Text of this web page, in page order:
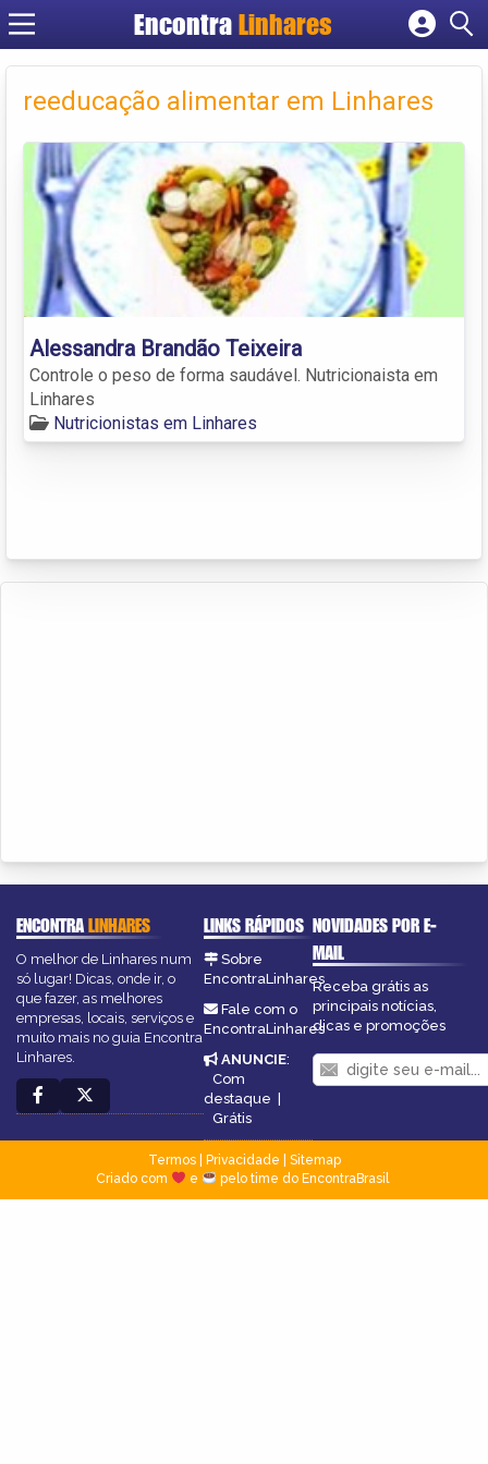
EncontraLinhares
Cadastrar empresa
Criar conta
reeducação alimentar em Linhares
Alessandra Brandão Teixeira
Controle o peso de forma saudável. Nutricionaista em
Linhares
Nutricionistas em Linhares
ENCONTRALINHARES
O melhor de Linhares num
só lugar! Dicas, onde ir, o
que fazer, as melhores
empresas, locais, serviços e
muito mais no guia Encontra
Linhares.
LINKS RÁPIDOS
Sobre
EncontraLinhares
Fale com o
EncontraLinhares
ANUNCIE:
Com
destaque |
Grátis
NOVIDADES POR E-
MAIL
Receba grátis as
principais notícias,
dicas e promoções
Termos| Privacidade
Sitemap
Criado com
e pelo time do EncontraBrasil